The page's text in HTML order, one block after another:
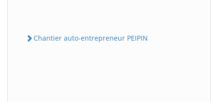
Chantier auto-entrepreneur PEIPIN